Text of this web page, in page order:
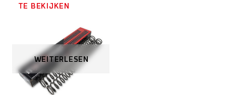
TE BEKIJKEN
WEITERLESEN